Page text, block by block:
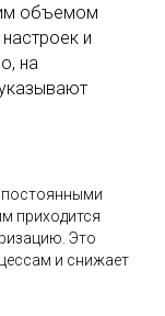
объемом
и
на
постоянными
приходится
Это
и снижает